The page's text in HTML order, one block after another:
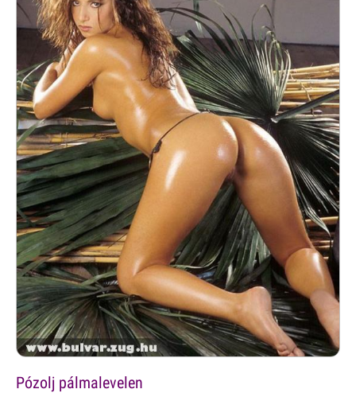
Pózolj pálmalevelen